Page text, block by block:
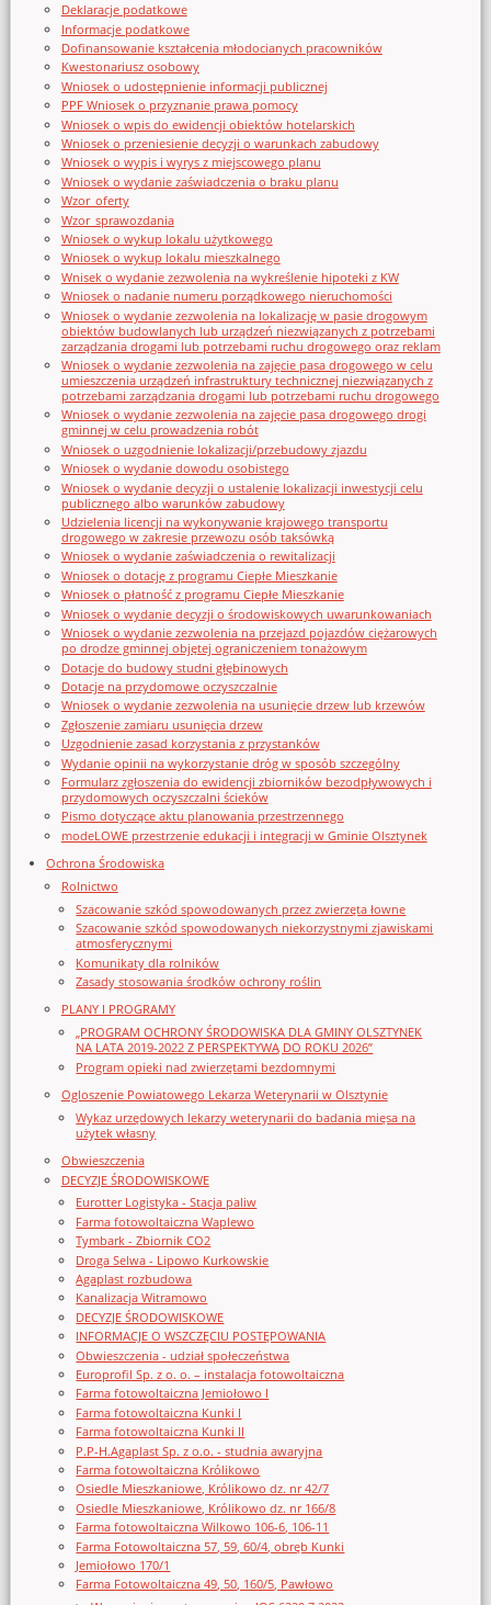
Deklaracje podatkowe
Informacje podatkowe
Dofinansowanie kształcenia młodocianych pracowników
Kwestonariusz osobowy
Wniosek o udostępnienie informacji publicznej
PPF Wniosek o przyznanie prawa pomocy
Wniosek o wpis do ewidencji obiektów hotelarskich
Wniosek o przeniesienie decyzji o warunkach zabudowy
Wniosek o wypis i wyrys z miejscowego planu
Wniosek o wydanie zaświadczenia o braku planu
Wzor_oferty
Wzor_sprawozdania
Wniosek o wykup lokalu użytkowego
Wniosek o wykup lokalu mieszkalnego
Wnisek o wydanie zezwolenia na wykreślenie hipoteki z KW
Wniosek o nadanie numeru porządkowego nieruchomości
Wniosek o wydanie zezwolenia na lokalizację w pasie drogowym
obiektów budowlanych lub urządzeń niezwiązanych z potrzebami
zarządzania drogami lub potrzebami ruchu drogowego oraz reklam
Wniosek o wydanie zezwolenia na zajęcie pasa drogowego w celu
umieszczenia urządzeń infrastruktury technicznej niezwiązanych z
potrzebami zarządzania drogami lub potrzebami ruchu drogowego
Wniosek o wydanie zezwolenia na zajęcie pasa drogowego drogi
gminnej w celu prowadzenia robót
Wniosek o uzgodnienie lokalizacji/przebudowy zjazdu
Wniosek o wydanie dowodu osobistego
Wniosek o wydanie decyzji o ustalenie lokalizacji inwestycji celu
publicznego albo warunków zabudowy
Udzielenia licencji na wykonywanie krajowego transportu
drogowego w zakresie przewozu osób taksówką
Wniosek o wydanie zaświadczenia o rewitalizacji
Wniosek o dotację z programu Ciepłe Mieszkanie
Wniosek o płatność z programu Ciepłe Mieszkanie
Wniosek o wydanie decyzji o środowiskowych uwarunkowaniach
Wniosek o wydanie zezwolenia na przejazd pojazdów ciężarowych
po drodze gminnej objętej ograniczeniem tonażowym
Dotacje do budowy studni głębinowych
Dotacje na przydomowe oczyszczalnie
Wniosek o wydanie zezwolenia na usunięcie drzew lub krzewów
Zgłoszenie zamiaru usunięcia drzew
Uzgodnienie zasad korzystania z przystanków
Wydanie opinii na wykorzystanie dróg w sposób szczególny
Formularz zgłoszenia do ewidencji zbiorników bezodpływowych i
przydomowych oczyszczalni ścieków
Pismo dotyczące aktu planowania przestrzennego
modeLOWE przestrzenie edukacji i integracji w Gminie Olsztynek
Ochrona Środowiska
Rolnictwo
Szacowanie szkód spowodowanych przez zwierzęta łowne
Szacowanie szkód spowodowanych niekorzystnymi zjawiskami
atmosferycznymi
Komunikaty dla rolników
Zasady stosowania środków ochrony roślin
PLANY I PROGRAMY
„PROGRAM OCHRONY ŚRODOWISKA DLA GMINY OLSZTYNEK
NA LATA 2019-2022 Z PERSPEKTYWĄ DO ROKU 2026”
Program opieki nad zwierzętami bezdomnymi
Ogloszenie Powiatowego Lekarza Weterynarii w Olsztynie
Wykaz urzędowych lekarzy weterynarii do badania mięsa na
użytek własny
Obwieszczenia
DECYZJE ŚRODOWISKOWE
Eurotter Logistyka - Stacja paliw
Farma fotowoltaiczna Waplewo
Tymbark - Zbiornik CO2
Droga Selwa - Lipowo Kurkowskie
Agaplast rozbudowa
Kanalizacja Witramowo
DECYZJE ŚRODOWISKOWE
INFORMACJE O WSZCZĘCIU POSTĘPOWANIA
Obwieszczenia - udział społeczeństwa
Europrofil Sp. z o. o. – instalacja fotowoltaiczna
Farma fotowoltaiczna Jemiołowo I
Farma fotowoltaiczna Kunki I
Farma fotowoltaiczna Kunki II
P.P-H.Agaplast Sp. z o.o. - studnia awaryjna
Farma fotowoltaiczna Królikowo
Osiedle Mieszkaniowe, Królikowo dz. nr 42/7
Osiedle Mieszkaniowe, Królikowo dz. nr 166/8
Farma fotowoltaiczna Wilkowo 106-6, 106-11
Farma Fotowoltaiczna 57, 59, 60/4, obręb Kunki
Jemiołowo 170/1
Farma Fotowoltaiczna 49, 50, 160/5, Pawłowo